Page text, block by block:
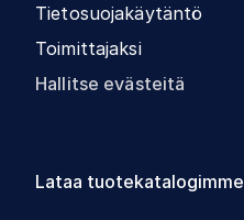
Tietosuojakäytäntö
Toimittajaksi
Hallitse evästeitä
Lataa tuotekatalogimme